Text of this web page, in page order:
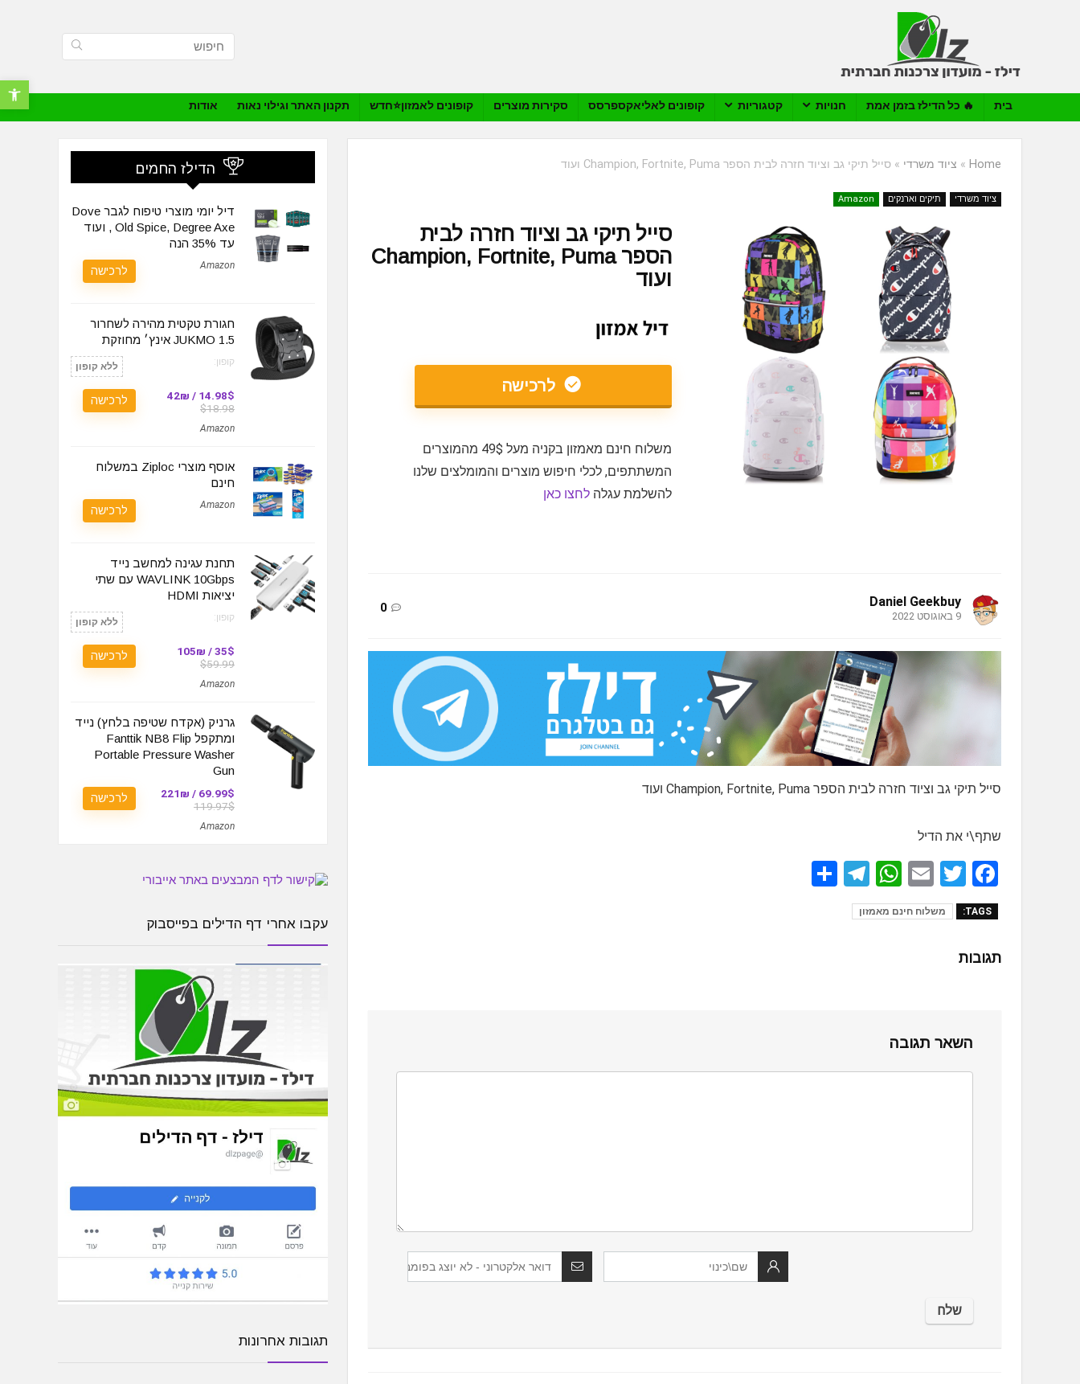
פתח
בית 🔥 כל הדילז בזמן אמת חנויות קטגוריות קופונים לאליאקספרסס סקירות מוצרים קופונים לאמזון⭐️חדש תקנון האתר וגילוי נאות אודות
Home
» ציוד משרדי » סייל תיקי גב וציוד חזרה לבית הספר Champion, Fortnite, Puma ועוד
ציוד משרדי תיקים וארנקים Amazon
סייל תיקי גב וציוד חזרה לבית
הספר Champion, Fortnite, Puma
ועוד
לרכישה
משלוח חינם מאמזון בקניה מעל 49$ מהמוצרים
המשתתפים, לכלי חיפוש מוצרים והמומלצים שלנו
להשלמת עגלה לחצו כאן
Daniel Geekbuy
9 באוגוסט 2022
0
סייל תיקי גב וציוד חזרה לבית הספר Champion, Fortnite, Puma ועוד
שתף\י את הדיל
F
a
ce
b
T
wi
tt
E
m
ail
W
h
at
T
TAGS: משלוח חינם מאמזון
תגובות
השאר תגובה
הדילז החמים
דיל יומי מוצרי טיפוח לגבר Dove
, Old Spice, Degree Axe ועוד
עד 35% הנה
Amazon לרכישה
חגורת טקטית מהירה לשחרור
JUKMO 1.5 אינץ׳ מחוזקת
קופון: ללא קופון
14.98$ / 42₪
$18.98
Amazon
לרכישה
אוסף מוצרי Ziploc במשלוח
חינם
Amazon לרכישה
תחנת עגינה למחשב נייד
WAVLINK 10Gbps עם שתי
יציאות HDMI
קופון: ללא קופון
35$ / 105₪
$59.99
Amazon
לרכישה
גרניק (אקדח שטיפה בלחץ) נייד
ומתקפל Fanttik NB8 Flip
Portable Pressure Washer
Gun
69.99$ / 221₪
119.97$
Amazon
לרכישה
עקבו אחרי דף הדילים בפייסבוק
תגובות אחרונות